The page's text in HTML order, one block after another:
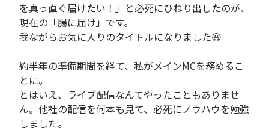
を真っ直ぐ届けたい！」と必死にひねり出したのが、
現在の「腸に届け」です。
我ながらお気に入りのタイトルになりました😆
約半年の準備期間を経て、私がメインMCを務めるこ
とに。
とはいえ、ライブ配信なんてやったこともありませ
ん。他社の配信を何本も見て、必死にノウハウを勉強
しました。